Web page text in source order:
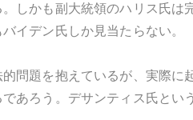
しかも副大統領のハリス氏は
イデン氏しか見当たらない。
問題を抱えているが、実際に
あろう。デサンティス氏とい